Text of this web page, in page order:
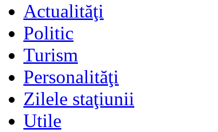
Actualităţi
Politic
Turism
Personalităţi
Zilele staţiunii
Utile